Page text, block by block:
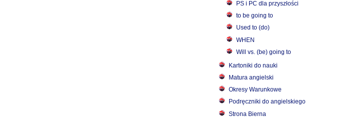
PS i PC dla przyszłości
to be going to
Used to (do)
WHEN
Will vs. (be) going to
Kartoniki do nauki
Matura angielski
Okresy Warunkowe
Podręczniki do angielskiego
Strona Bierna